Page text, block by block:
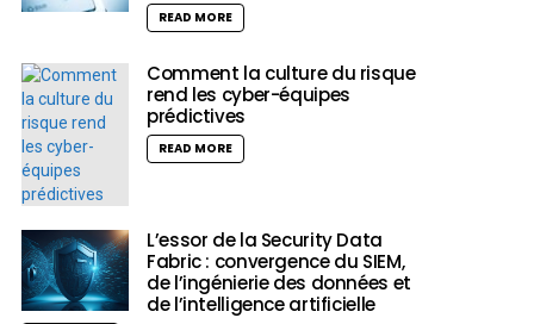
READ MORE
Comment la culture du risque
rend les cyber-équipes
prédictives
READ MORE
L’essor de la Security Data
Fabric : convergence du SIEM,
de l’ingénierie des données et
de l’intelligence artificielle